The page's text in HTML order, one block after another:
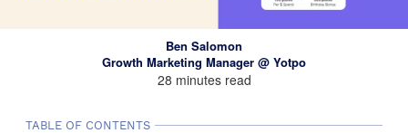
Ben Salomon
Growth Marketing Manager @ Yotpo
28 minutes read
TABLE OF CONTENTS